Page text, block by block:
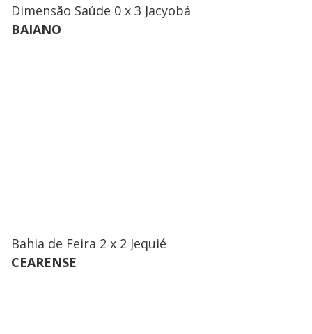
Dimensão Saúde 0 x 3 Jacyobá
BAIANO
Bahia de Feira 2 x 2 Jequié
CEARENSE